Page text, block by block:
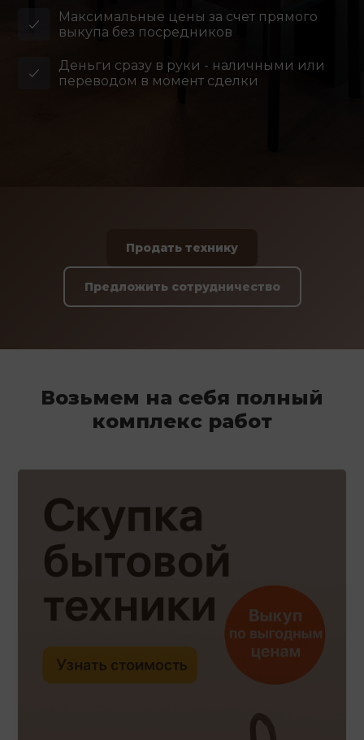
Максимальные цены за счет прямого
выкупа без посредников
Деньги сразу в руки - наличными или
переводом в момент сделки
Продать технику
Предложить сотрудничество
Возьмем на себя полный
комплекс работ